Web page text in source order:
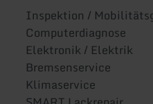
Inspektion /
Computerdiagnose
Elektronik / Elektrik
Bremsenservice
Klimaservice